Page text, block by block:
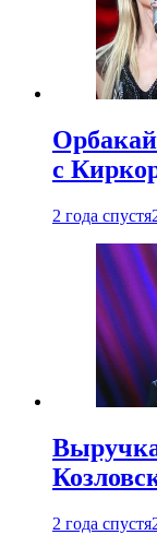
с
2 года спустя
2 года спустя